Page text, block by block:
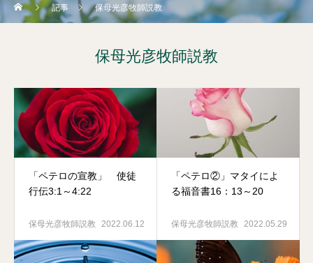
記事 保母光彦牧師説教
保母光彦牧師説教
「ペテロの宣教」 使徒
行伝3:1～4:22
保母光彦牧師説教 2022.06.12
「ペテロ②」マタイによ
る福音書16：13～20
保母光彦牧師説教 2022.05.29